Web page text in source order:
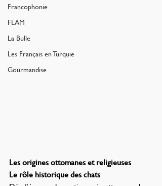
Francophonie
FLAM
La Bulle
Les Français en Turquie
Gourmandise
Les origines ottomanes et religieuses
Le rôle historique des chats